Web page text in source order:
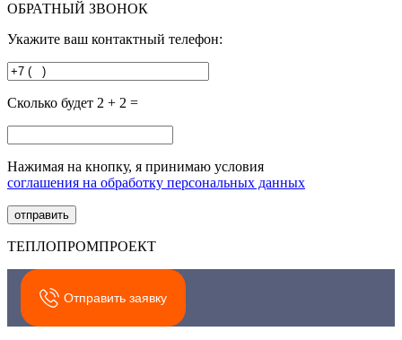
ОБРАТНЫЙ ЗВОНОК
Укажите ваш контактный телефон:
Сколько будет 2 + 2 =
Нажимая на кнопку, я принимаю условия
соглашения на обработку персональных данных
ТЕПЛОПРОМПРОЕКТ
Отправить заявку